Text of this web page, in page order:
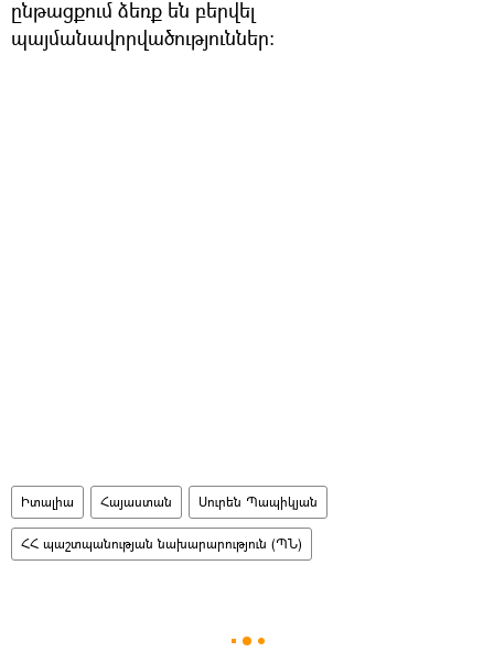
ընթացքում ձեռք են բերվել
պայմանավորվածություններ։
Իտալիա Հայաստան Սուրեն Պապիկյան
ՀՀ պաշտպանության նախարարություն (ՊՆ)